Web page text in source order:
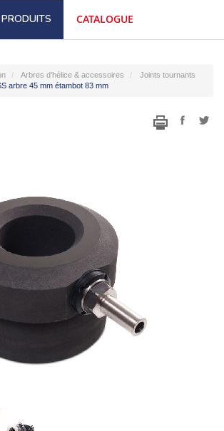
CATALOGUE
Arbres d’hélice & accessoires
Joints tournants
arbre 45 mm étambot 83 mm